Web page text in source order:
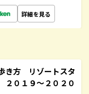
詳細を見る
き方 リゾートスタ
０１９～２０２０